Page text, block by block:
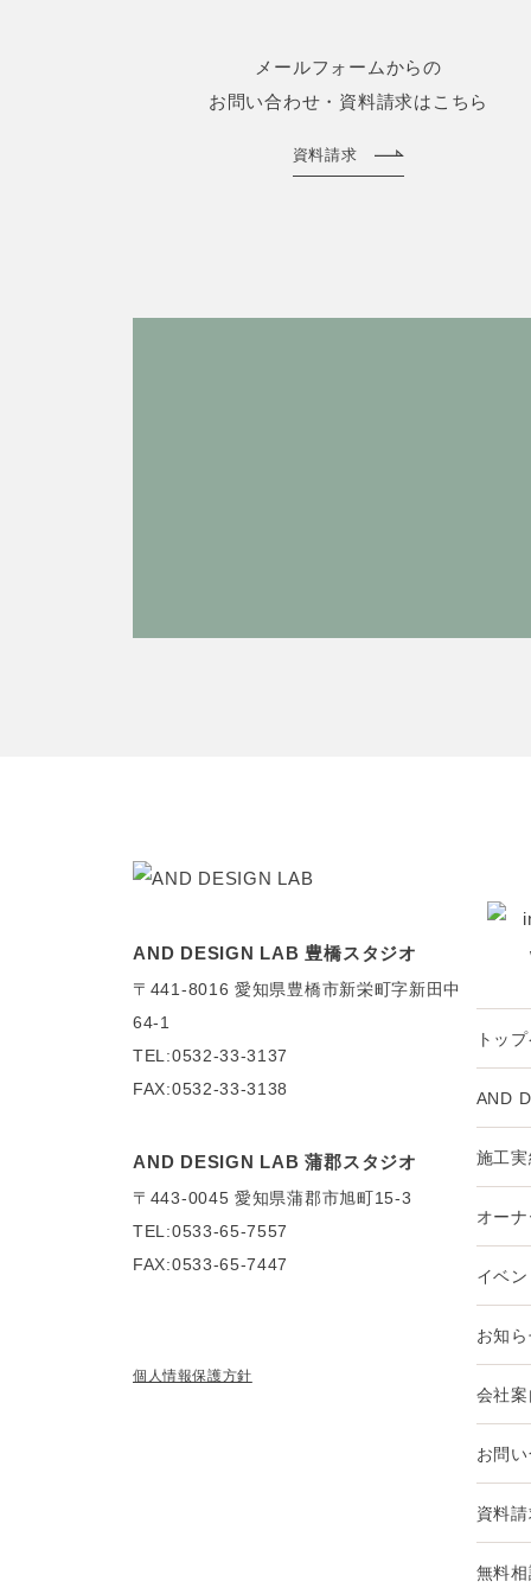
メールフォームからの
お問い合わせ・資料請求はこちら
資料請求
AND DESIGN LAB 豊橋スタジオ
〒441-8016 愛知県豊橋市新栄町字新田中
64-1
TEL:0532-33-3137
FAX:0532-33-3138
AND DESIGN LAB 蒲郡スタジオ
〒443-0045 愛知県蒲郡市旭町15-3
TEL:0533-65-7557
FAX:0533-65-7447
個人情報保護方針
トッ
AND
施工
オー
イベ
お知
会社
お問
資料
無料